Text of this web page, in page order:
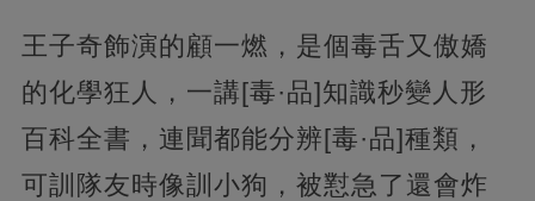
王子奇飾演的顧一燃，是個毒舌又傲嬌
的化學狂人，一講[毒·品]知識秒變人形
百科全書，連聞都能分辨[毒·品]種類，
可訓隊友時像訓小狗，被懟急了還會炸